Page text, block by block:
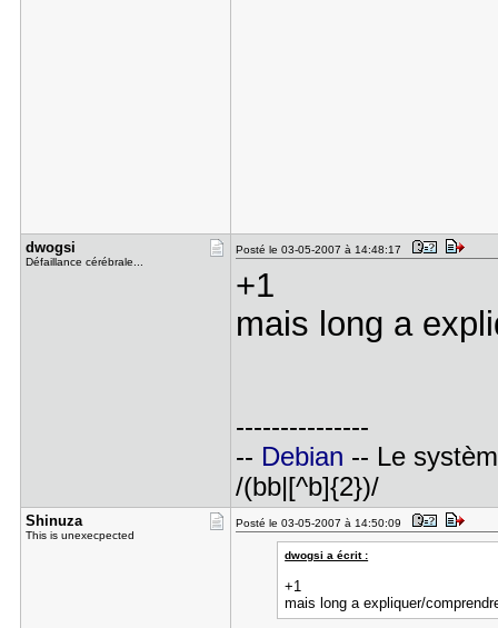
dwogsi
Défaillance cérébrale...
Posté le 03-05-2007 à 14:48:17
+1
mais long a
---------------
-- Debian -- Le
/(bb|[^b]{2})/
Shinuza
This is unexecpected
Posté le 03-05-2007 à 14:50:09
dwogsi a écrit :
+1
mais long a expliquer/